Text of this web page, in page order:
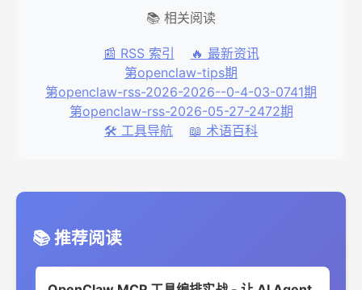
📚 相关阅读
📰 RSS 索引
🔥 最新资讯
第openclaw-tips期
第openclaw-rss-2026-2026--0-4-03-0741期
第openclaw-rss-2026-05-27-2472期
🛠️ 工具导航
📖 术语百科
📚 推荐阅读